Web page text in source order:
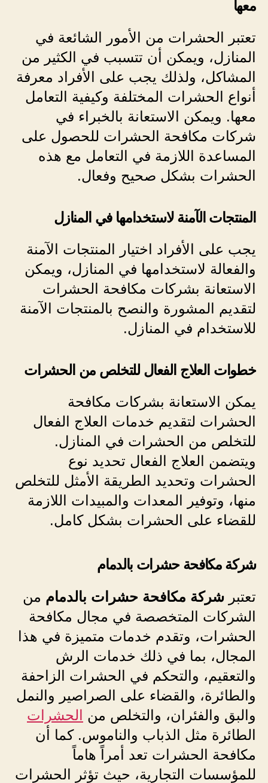
معها
تعتبر الحشرات من الأمور الشائعة في
المنازل، ويمكن أن تتسبب في الكثير من
المشاكل، ولذلك يجب على الأفراد معرفة
أنواع الحشرات المختلفة وكيفية التعامل
معها. ويمكن الاستعانة بالخبراء في
شركات مكافحة الحشرات للحصول على
المساعدة اللازمة في التعامل مع هذه
الحشرات بشكل صحيح وفعال.
المنتجات الآمنة لاستخدامها في المنازل
يجب على الأفراد اختيار المنتجات الآمنة
والفعالة لاستخدامها في المنازل، ويمكن
الاستعانة بشركات مكافحة الحشرات
لتقديم المشورة والنصح بالمنتجات الآمنة
للاستخدام في المنازل.
خطوات العلاج الفعال للتخلص من الحشرات
يمكن الاستعانة بشركات مكافحة
الحشرات لتقديم خدمات العلاج الفعال
للتخلص من الحشرات في المنازل.
ويتضمن العلاج الفعال تحديد نوع
الحشرات وتحديد الطريقة الأمثل للتخلص
منها، وتوفير المعدات والمبيدات اللازمة
للقضاء على الحشرات بشكل كامل.
شركة مكافحة حشرات بالدمام
تعتبر شركة مكافحة حشرات بالدمام من
الشركات المتخصصة في مجال مكافحة
الحشرات، وتقدم خدمات متميزة في هذا
المجال، بما في ذلك خدمات الرش
والتعقيم، والتحكم في الحشرات الزاحفة
والطائرة، والقضاء على الصراصير والنمل
والبق والفئران، والتخلص من الحشرات
الطائرة مثل الذباب والناموس. كما أن
مكافحة الحشرات تعد أمراً هاماً
للمؤسسات التجارية، حيث تؤثر الحشرات